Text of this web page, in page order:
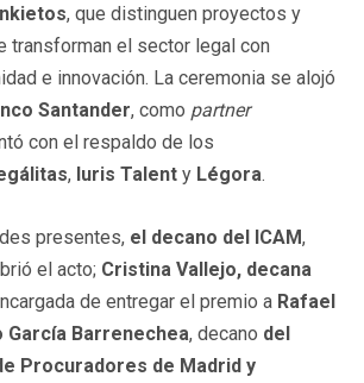
, que distinguen proyectos y
transforman el sector legal con
e innovación. La ceremonia se alojó
Santander, como partner
con el respaldo de los
, Iuris Talent y Légora.
presentes, el decano del ICAM,
el acto; Cristina Vallejo, decana
de entregar el premio a Rafael
García Barrenechea, decano del
Procuradores de Madrid y